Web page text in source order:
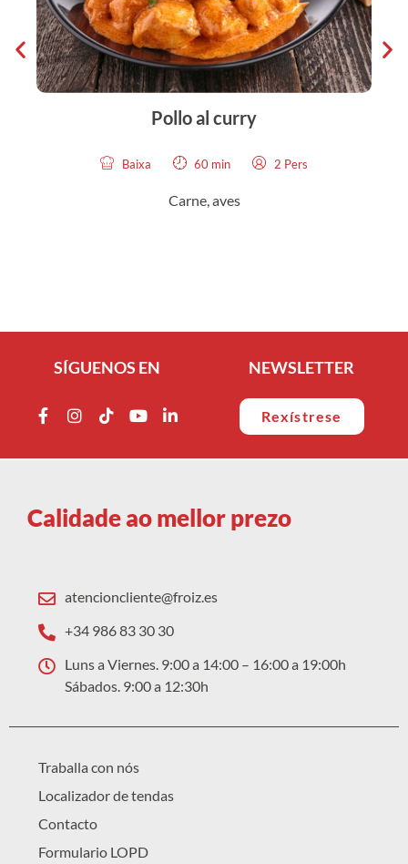
Pollo al curry
Baixa 60 min 2 Pers
Carne, aves
SÍGUENOS EN NEWSLETTER
Rexístrese
Calidade ao mellor prezo
atencioncliente@froiz.es
+34 986 83 30 30
Luns a Viernes. 9:00 a 14:00 – 16:00 a 19:00h
Sábados. 9:00 a 12:30h
Traballa con nós
Localizador de tendas
Contacto
Formulario LOPD